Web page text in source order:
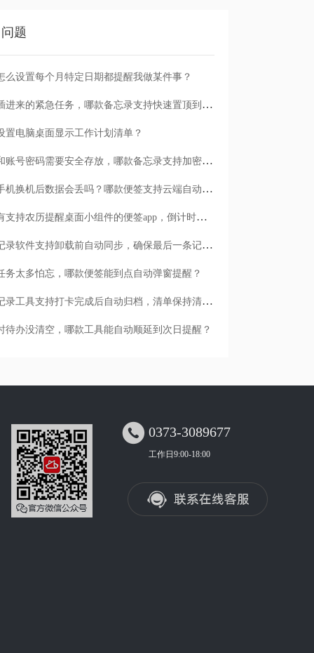
题
么设置每个月特定日期都提醒我做某件事？
临时插进来的紧急任务，哪款备忘录支持快速置顶到清单首位？
置电脑桌面显示工作计划清单？
日记和账号密码需要安全存放，哪款备忘录支持加密保护？
安卓手机换机后数据会丢吗？哪款便签支持云端自动备份？
有没有支持农历提醒桌面小组件的便签app，倒计时一目了然
哪款记录软件支持卸载前自动同步，确保最后一条记录不丢失？
务太多怕忘，哪款便签能到点自动弹窗提醒？
哪款记录工具支持打卡完成后自动归档，清单保持清爽？
待办没清空，哪款工具能自动顺延到次日提醒？
 0373-3089677
工作日9:00-18:00